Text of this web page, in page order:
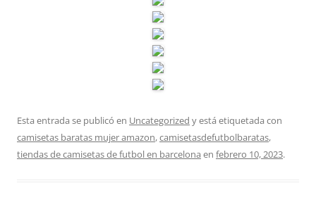
Esta entrada se publicó en Uncategorized y está etiquetada con
camisetas baratas mujer amazon,camisetasdefutbolbaratas,
tiendas de camisetas de futbol en barcelona en febrero 10, 2023.